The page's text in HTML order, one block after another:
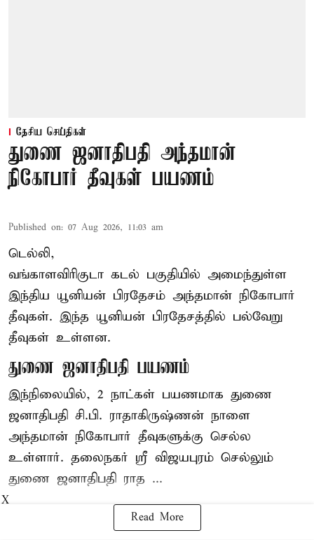
தேசிய செய்திகள்
துணை ஜனாதிபதி அந்தமான்
நிகோபார் தீவுகள் பயணம்
Published on: 07 Aug 2026, 11:03 am
டெல்லி,
வங்காளவிரிகுடா கடல் பகுதியில் அமைந்துள்ள
இந்திய யூனியன் பிரதேசம் அந்தமான் நிகோபார்
தீவுகள். இந்த யூனியன் பிரதேசத்தில் பல்வேறு
தீவுகள் உள்ளன.
துணை ஜனாதிபதி பயணம்
இந்நிலையில், 2 நாட்கள் பயணமாக துணை
ஜனாதிபதி சி.பி. ராதாகிருஷ்ணன் நாளை
அந்தமான் நிகோபார் தீவுகளுக்கு செல்ல
உள்ளார். தலைநகர் ஸ்ரீ விஜயபுரம் செல்லும்
துணை ஜனாதிபதி ராத ...
Read More
X